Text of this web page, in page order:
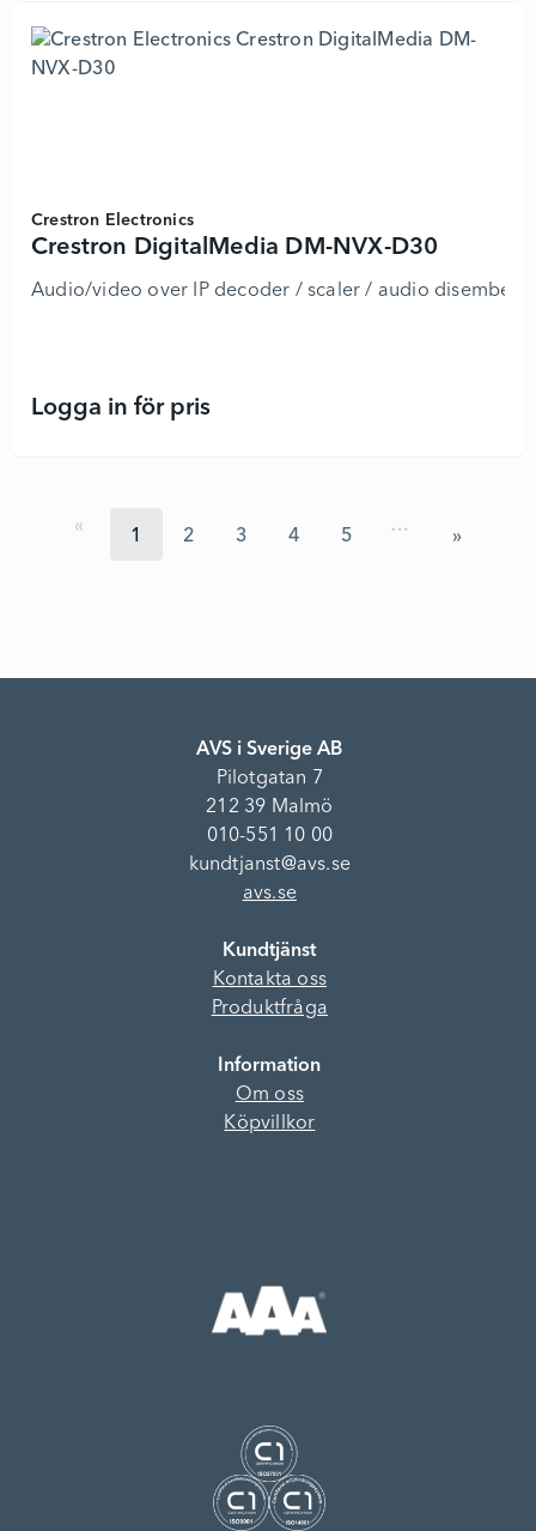
Crestron Electronics
Crestron DigitalMedia DM-NVX-D30
Audio/video over IP decoder / scaler / audio
Logga in för prisCrestron DigitalMedia DM-NVX-
1 2 3 4 5
…
AVS i Sverige AB
Pilotgatan 7
212 39 Malmö
010-551 10 00
kundtjanst@avs.se
avs.se
Kundtjänst
Kontakta oss
Produktfråga
Information
Om oss
Köpvillkor